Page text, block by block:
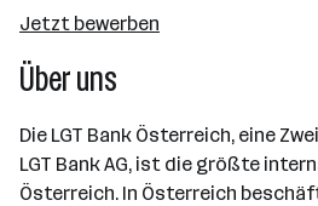
Jetzt bewerben
Über uns
Die LGT Bank Österreich, eine
LGT Bank AG, ist die größte
Österreich. In Österreich